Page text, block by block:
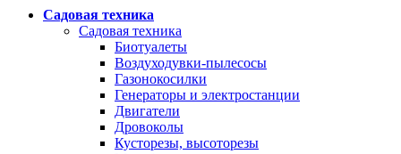
Садовая техника
Садовая техника
Биотуалеты
Воздуходувки-пылесосы
Газонокосилки
Генераторы и электростанции
Двигатели
Дровоколы
Кусторезы, высоторезы